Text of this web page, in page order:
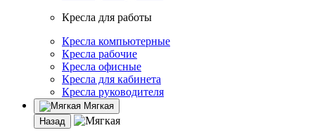
Кресла для работы
Кресла компьютерные
Кресла рабочие
Кресла офисные
Кресла для кабинета
Кресла руководителя
Мягкая
Назад